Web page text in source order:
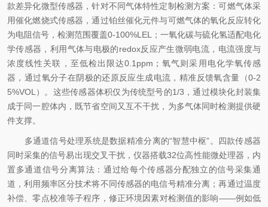
款差异化微型传感器，针对不同气体特性定制检测方案：可燃气体采
用催化燃烧式传感器，通过铂丝催化元件与可燃气体的氧化反应转化
为电阻信号，检测范围覆盖0-100%LEL；一氧化碳与硫化氢适配电化
学传感器，利用气体与电极的redox反应产生微弱电流，电流强度与
浓度线性关联，至低检出限达0.1ppm；氧气则采用电化学氧传感
器，通过氧分子在阴极的还原反应生成电流，精准反馈氧含量（0-2
5%VOL）。这些传感器体积仅为传统型号的1/3，通过模块化封装集
成于同一腔体内，既节省空间又互不干扰，为多气体同时检测提供硬
件支撑。
多通道信号处理系统是数据精准分离的“智慧中枢”。四款传感器
同时采集的信号易出现交叉干扰，仪器搭载32位高性能微处理器，内
置多通道信号分离算法：通过给每个传感器分配独立的信号采集通
道，利用频率区分技术将不同传感器的电信号精准分离；再通过温度
补偿、零点校准等子程序，修正环境因素对检测值的影响——例如低